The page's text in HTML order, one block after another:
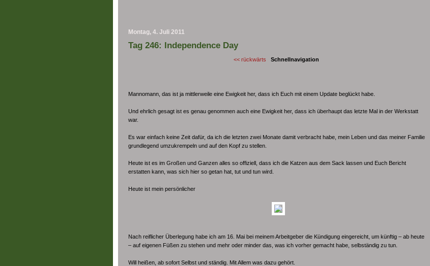
Montag, 4. Juli 2011
Tag 246: Independence Day
<< rückwärts Schnellnavigation
Mannomann, das ist ja mittlerweile eine Ewigkeit her, dass ich Euch mit einem Update beglückt habe.
Und ehrlich gesagt ist es genau genommen auch eine Ewigkeit her, dass ich überhaupt das letzte Mal in der Werkstatt
war.
Es war einfach keine Zeit dafür, da ich die letzten zwei Monate damit verbracht habe, mein Leben und das meiner Familie
grundlegend umzukrempeln und auf den Kopf zu stellen.
Heute ist es im Großen und Ganzen alles so offiziell, dass ich die Katzen aus dem Sack lassen und Euch Bericht
erstatten kann, was sich hier so getan hat, tut und tun wird.
Heute ist mein persönlicher
Nach reiflicher Überlegung habe ich am 16. Mai bei meinem Arbeitgeber die Kündigung eingereicht, um künftig – ab heute
– auf eigenen Füßen zu stehen und mehr oder minder das, was ich vorher gemacht habe, selbständig zu tun.
Will heißen, ab sofort Selbst und ständig. Mit Allem was dazu gehört.